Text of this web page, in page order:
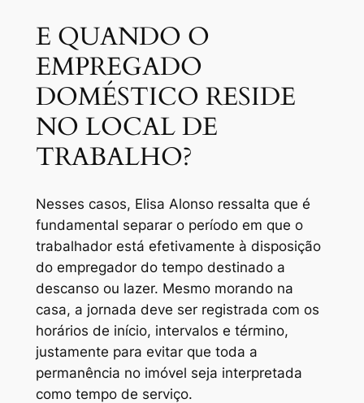
E QUANDO O
EMPREGADO
DOMÉSTICO RESIDE
NO LOCAL DE
TRABALHO?
Nesses casos, Elisa Alonso ressalta que é
fundamental separar o período em que o
trabalhador está efetivamente à disposição
do empregador do tempo destinado a
descanso ou lazer. Mesmo morando na
casa, a jornada deve ser registrada com os
horários de início, intervalos e término,
justamente para evitar que toda a
permanência no imóvel seja interpretada
como tempo de serviço.